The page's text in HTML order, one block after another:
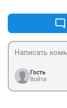
Гость
Войти